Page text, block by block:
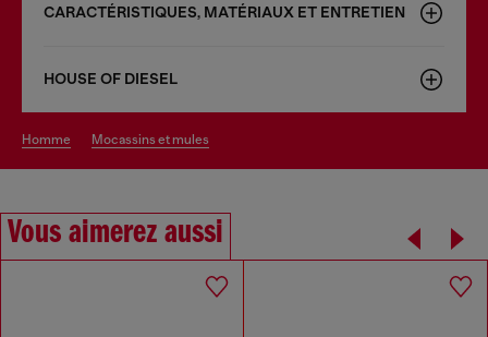
CARACTÉRISTIQUES, MATÉRIAUX ET ENTRETIEN
HOUSE OF DIESEL
homme mocassins et mules
Vous aimerez aussi